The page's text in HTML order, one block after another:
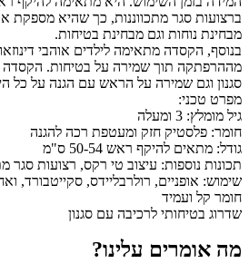
ברצועות סגר מתכווננות, כך שהיא
מבחינת נוחות וגם מבחינת בטיחות.
בנוסף, הקסדה מתאימה לילדים אוהבי
סגנון וגם שמירה על הראש עם הגנה על כל
מפרט טכני:
גיל מומלץ: 3 ומעלה
חומר: פלסטיק חזק ומעטפת רכה להגנה
גודל: מתאים להיקף ראש 50-54 ס"מ
תכונות נוספות: עיצוב טי רקס, רצועות סגר
שימוש: אופניים, רולרבליידס, סקייטבורד,
חומר קל ועמיד
שדרוג בטיחותי לרכיבה עם סגנון
מה אומרים עלינו?